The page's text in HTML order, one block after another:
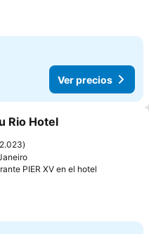
Ver precios
a favoritos
Rio Hotel
2.023
PIER XV en el hotel